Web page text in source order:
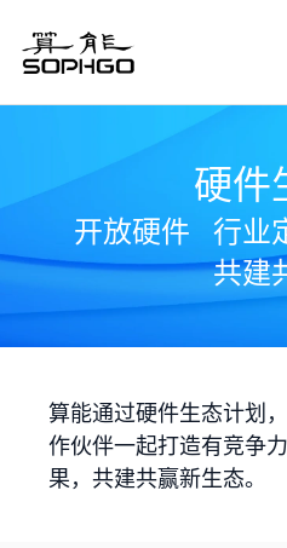
硬件
开放硬件 行业
共建
算能通过硬件生态计划
作伙伴一起打造有竞争
果，共建共赢新生态。